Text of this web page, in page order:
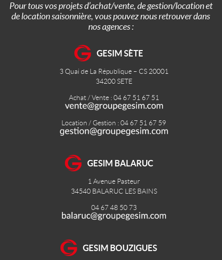
Pour tous vos projets d’achat/vente, de gestion/location et
de location saisonnière, vous pouvez nous retrouver dans
nos agences :
GESIM SÈTE
3 Quai de La République – CS 20001
34200SETE
Achat / Vente : 04 67 51 67 51
Location / Gestion : 04 67 51 67 59
GESIM BALARUC
1 Avenue Pasteur
34540 BALARUC LES BAINS
04 67 48 50 73
GESIM BOUZIGUES